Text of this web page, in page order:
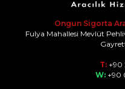
Ongun Sigorta
Fulya Mahallesi Mevlüt
T:+90
W:+90